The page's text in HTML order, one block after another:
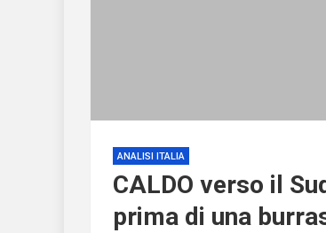
ANALISI ITALIA
CALDO verso il
prima di una